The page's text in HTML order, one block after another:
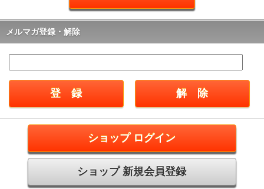
メルマガ登録・解除
ショップ ログイン
ショップ 新規会員登録